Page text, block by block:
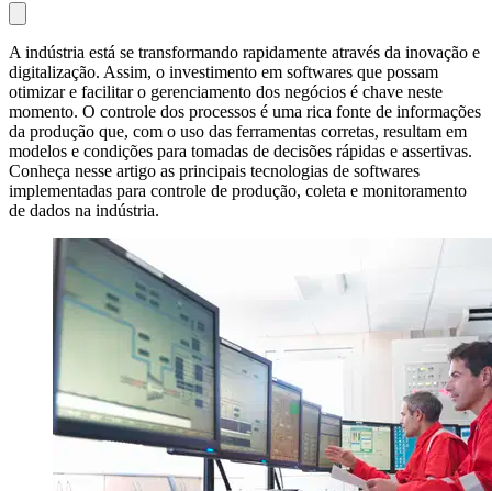
A indústria está se transformando rapidamente através da inovação e
digitalização. Assim, o investimento em softwares que possam
otimizar e facilitar o gerenciamento dos negócios é chave neste
momento. O controle dos processos é uma rica fonte de informações
da produção que, com o uso das ferramentas corretas, resultam em
modelos e condições para tomadas de decisões rápidas e assertivas.
Conheça nesse artigo as principais tecnologias de softwares
implementadas para controle de produção, coleta e monitoramento
de dados na indústria.